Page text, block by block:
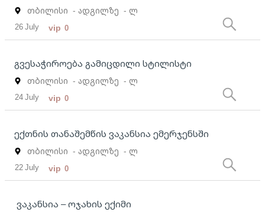
თბილისი - ადგილზე - ლ
26 July vip 0
გვესაჭიროება გამიცდილი სტილისტი
თბილისი - ადგილზე - ლ
24 July vip 0
ექთნის თანაშემწის ვაკანსია ემერჯენსში
თბილისი - ადგილზე - ლ
22 July vip 0
ვაკანსია – ოჯახის ექიმი